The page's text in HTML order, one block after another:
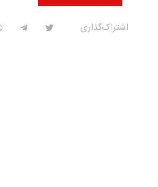
اشتراک‌گذاری